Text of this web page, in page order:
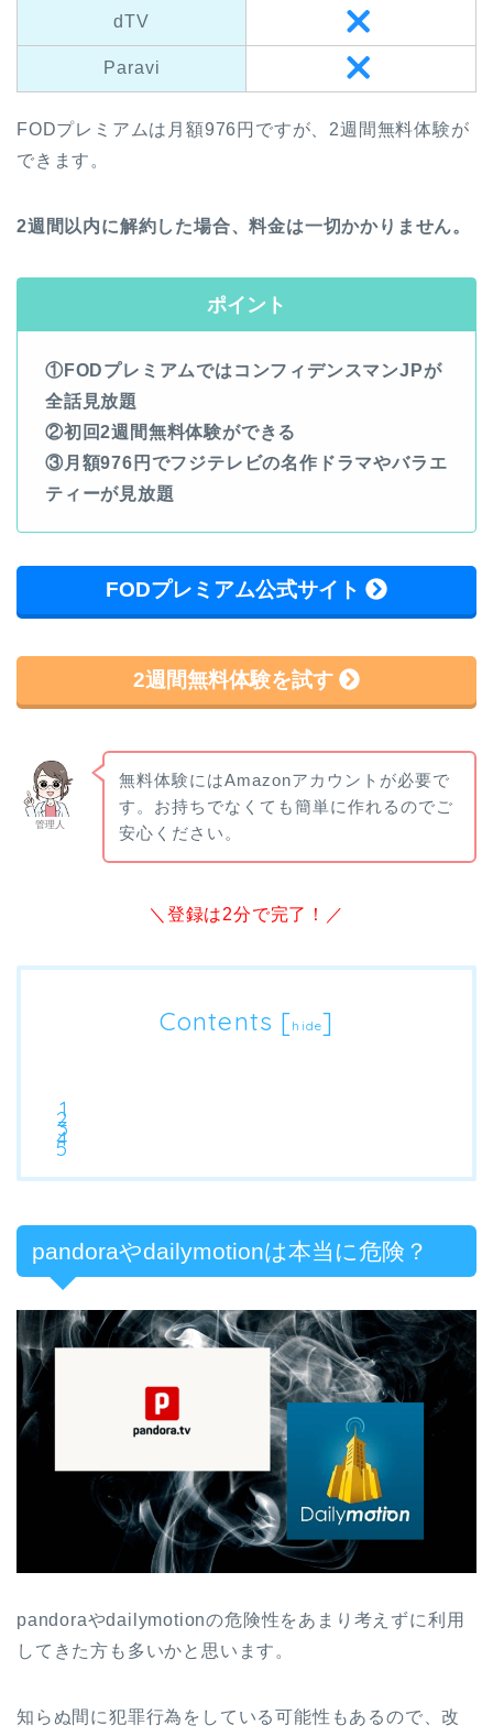
dTV
Paravi
FODプレミアムは月額976円ですが、2週間無料体験が
できます。
2週間以内に解約した場合、料金は一切かかりません。
ポイント
①FODプレミアムではコンフィデンスマンJPが
全話見放題
②初回2週間無料体験ができる
③月額976円でフジテレビの名作ドラマやバラエ
ティーが見放題
FODプレミアム公式サイト
2週間無料体験を試す
管理人
無料体験にはAmazonアカウントが必要で
す。お持ちでなくても簡単に作れるのでご
安心ください。
＼登録は2分で完了！／
Contents [hide]
pandoraやdailymotionは本当に危険？
pandoraやdailymotionの危険性をあまり考えずに利用
してきた方も多いかと思います。
知らぬ間に犯罪行為をしている可能性もあるので、改